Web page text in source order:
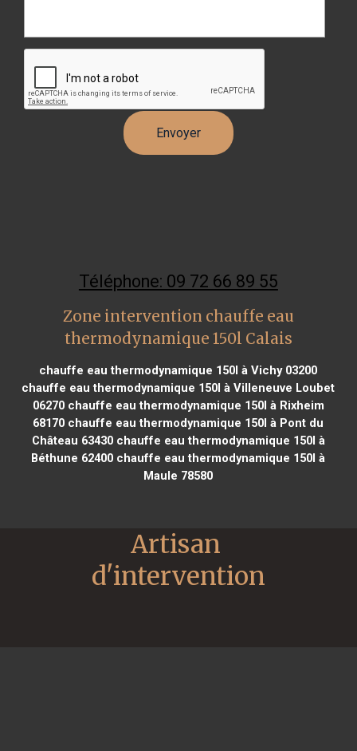
Téléphone: 09 72 66 89 55
Zone intervention chauffe eau
thermodynamique 150l Calais
chauffe eau thermodynamique 150l à Vichy 03200
chauffe eau thermodynamique 150l à Villeneuve Loubet
06270chauffe eau thermodynamique 150l à Rixheim
68170 chauffe eau thermodynamique 150l à Pont du
Château 63430chauffe eau thermodynamique 150l à
Béthune 62400 chauffe eau thermodynamique 150l à
Maule 78580
Artisan
d'intervention